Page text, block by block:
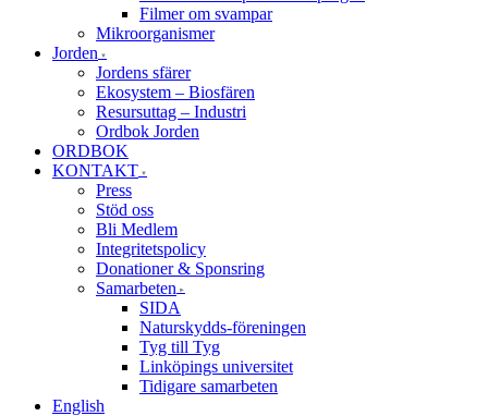
Filmer om svampar
Mikroorganismer
Jorden
Jordens sfärer
Ekosystem – Biosfären
Resursuttag – Industri
Ordbok Jorden
ORDBOK
KONTAKT
Press
Stöd oss
Bli Medlem
Integritetspolicy
Donationer & Sponsring
Samarbeten
SIDA
Naturskydds-föreningen
Tyg till Tyg
Linköpings universitet
Tidigare samarbeten
English